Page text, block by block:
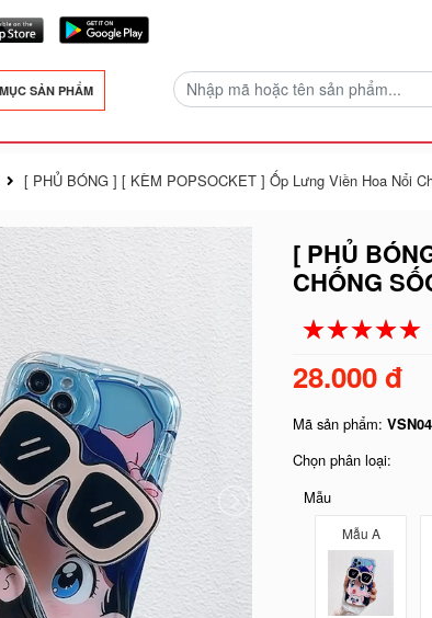
SẢN PHẨM
[ PHỦ BÓNG ] [ KÈM POPSOCKET ] Ốp Lưng Viền Hoa Nổi
[ PHỦ
CHỐNG
☆☆☆☆☆
★★★★★
28.000 đ
Mã sản phẩm:
Chọn phân loại:
Mẫu
Mẫu A